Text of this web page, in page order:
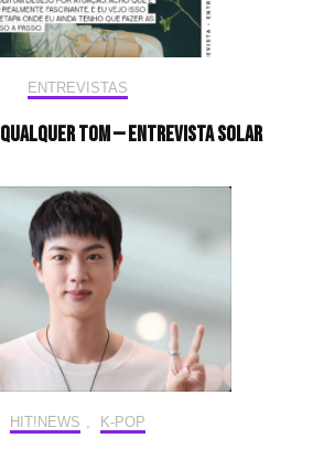
ENTREVISTAS
tom — Entrevista Solar
HIT!NEWS , K-POP